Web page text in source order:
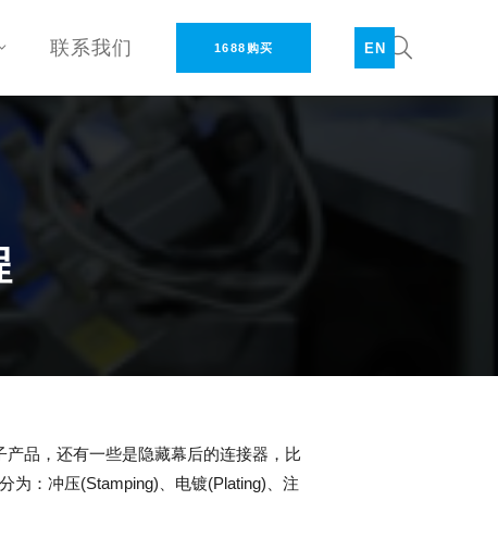
联系我们 1688购买 EN
品，还有一些是隐藏幕后的连接器，比
为：冲压(Stamping)、电镀(Plating)、注